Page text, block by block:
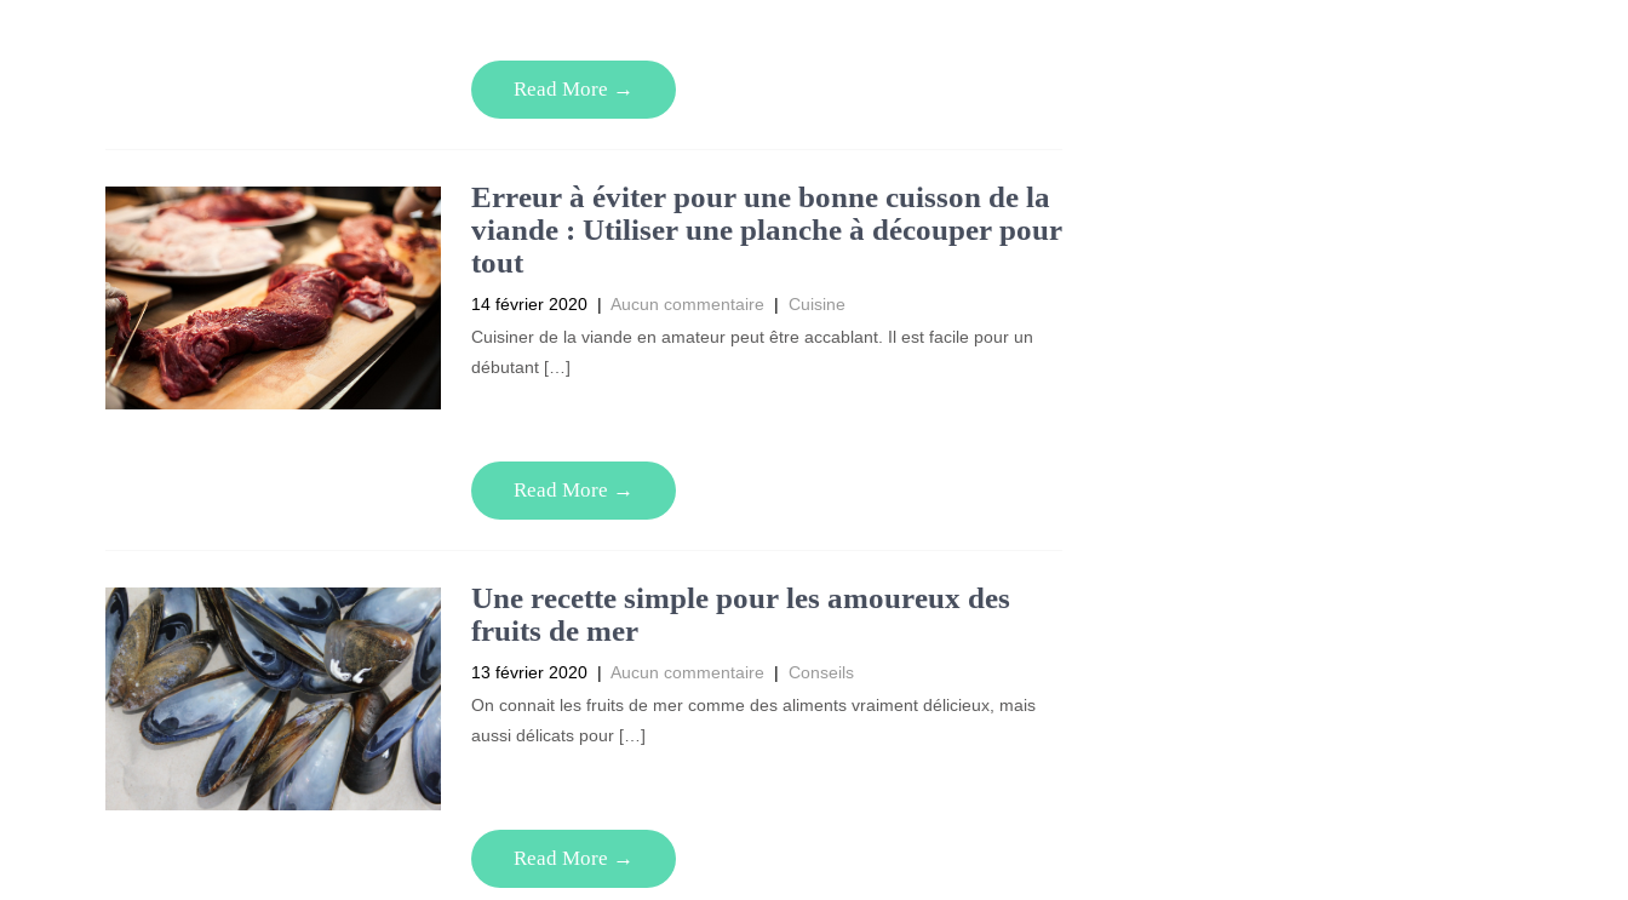
Read More →
Erreur à éviter pour une bonne cuisson de la
viande : Utiliser une planche à découper pour
tout
14 février 2020 | Aucun commentaire | Cuisine
Cuisiner de la viande en amateur peut être accablant. Il est facile pour un
débutant […]
Read More →
Une recette simple pour les amoureux des
fruits de mer
13 février 2020 | Aucun commentaire | Conseils
On connait les fruits de mer comme des aliments vraiment délicieux, mais
aussi délicats pour […]
Read More →